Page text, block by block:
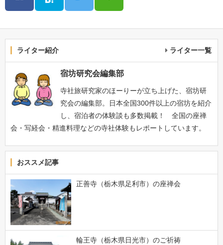
ライター紹介 ライター一覧
宿坊研究会編集部
寺社旅研究家のほーりーが立ち上げた、宿坊研
究会の編集部。日本全国300件以上の宿坊を紹介
し、宿泊者の体験談も多数掲載！ 全国の座禅
会・写経会・精進料理などの寺社体験もレポートしています。
おススメ記事
正善寺（栃木県足利市）の座禅会
輪王寺（栃木県日光市）のご祈祷